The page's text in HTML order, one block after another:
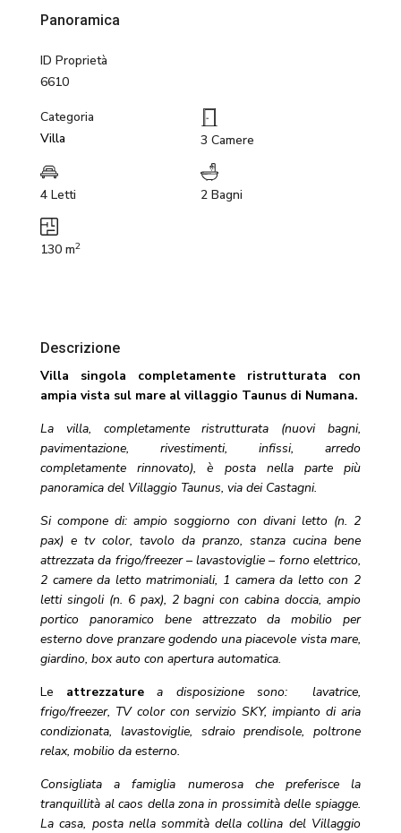
Panoramica
ID Proprietà
6610
Categoria
Villa
3 Camere
4 Letti 2 Bagni
130 m2
Descrizione
Villa singola completamente ristrutturata con
ampia vista sul mare al villaggio Taunus di Numana.
La villa, completamente ristrutturata (nuovi bagni,
pavimentazione, rivestimenti, infissi, arredo
completamente rinnovato), è posta nella parte più
panoramica del Villaggio Taunus, via dei Castagni.
Si compone di: ampio soggiorno con divani letto (n. 2
pax) e tv color, tavolo da pranzo, stanza cucina bene
attrezzata da frigo/freezer – lavastoviglie – forno elettrico,
2 camere da letto matrimoniali, 1 camera da letto con 2
letti singoli (n. 6 pax), 2 bagni con cabina doccia, ampio
portico panoramico bene attrezzato da mobilio per
esterno dove pranzare godendo una piacevole vista mare,
giardino, box auto con apertura automatica.
Le attrezzature
a disposizione sono: lavatrice,
frigo/freezer, TV color con servizio SKY, impianto di aria
condizionata, lavastoviglie, sdraio prendisole, poltrone
relax, mobilio da esterno.
Consigliata a famiglia numerosa che preferisce la
tranquillità al caos della zona in prossimità delle spiagge.
La casa, posta nella sommità della collina del Villaggio